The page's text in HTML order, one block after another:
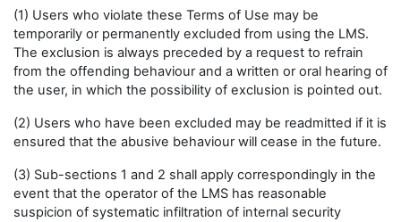
(1) Users who violate these Terms of Use may be
temporarily or permanently excluded from using the LMS.
The exclusion is always preceded by a request to refrain
from the offending behaviour and a written or oral hearing of
the user, in which the possibility of exclusion is pointed out.
(2) Users who have been excluded may be readmitted if it is
ensured that the abusive behaviour will cease in the future.
(3) Sub-sections 1 and 2 shall apply correspondingly in the
event that the operator of the LMS has reasonable
suspicion of systematic infiltration of internal security